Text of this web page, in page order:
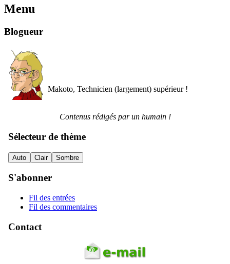
Menu
Blogueur
Makoto, Technicien (largement) supérieur !
Contenus rédigés par un humain !
Sélecteur de thème
Auto Clair Sombre
S'abonner
Fil des entrées
Fil des commentaires
Contact